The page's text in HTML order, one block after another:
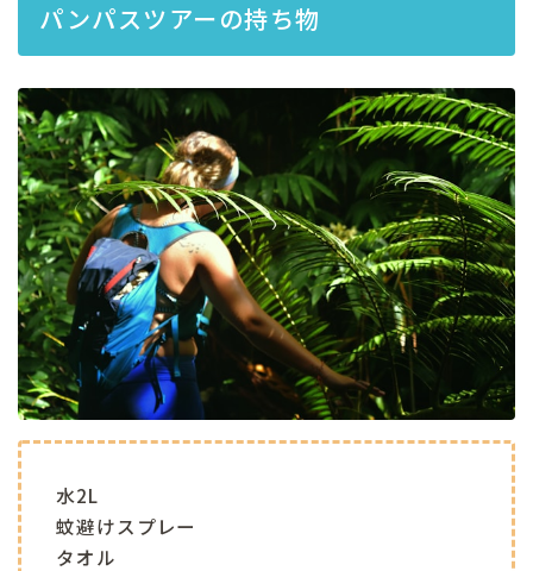
パンパスツアーの持ち物
水2L
蚊避けスプレー
タオル